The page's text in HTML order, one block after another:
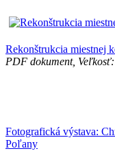
Rekonštrukcia miestnej
PDF dokument,
Fotografická výstava:
Poľany